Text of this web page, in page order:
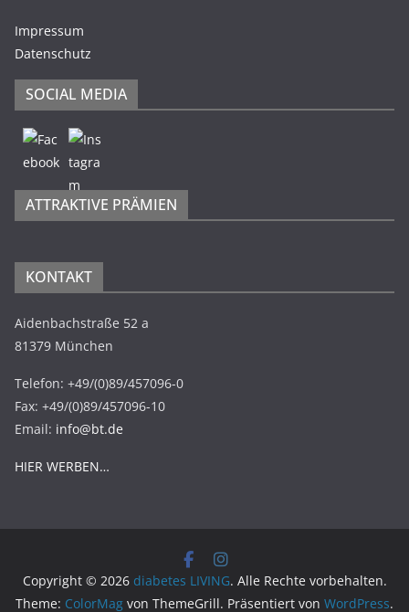
Impressum
Datenschutz
SOCIAL MEDIA
ATTRAKTIVE PRÄMIEN
KONTAKT
Aidenbachstraße 52 a
81379 München
Telefon: +49/(0)89/457096-0
Fax: +49/(0)89/457096-10
Email: info@bt.de
HIER WERBEN…
Copyright © 2026 diabetes LIVING. Alle Rechte vorbehalten.
Theme: ColorMag von ThemeGrill. Präsentiert von WordPress.